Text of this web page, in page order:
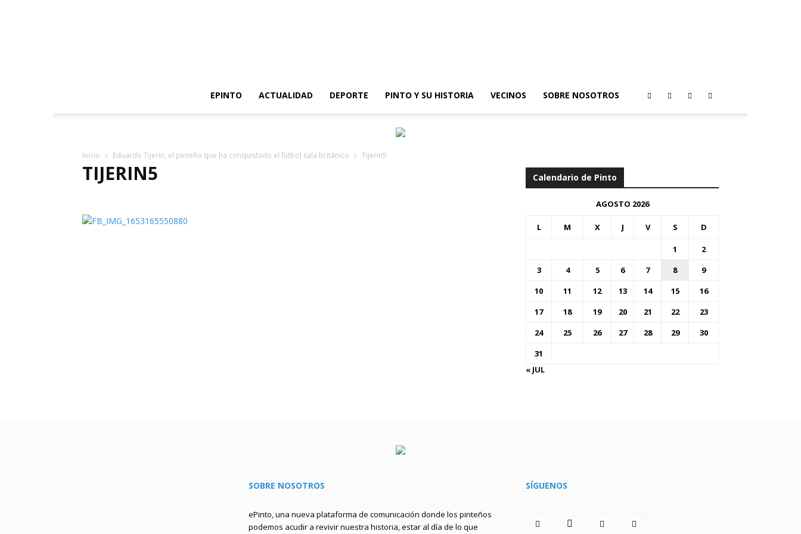
EPINTO
ACTUALIDAD DEPORTE PINTO Y SU HISTORIA VECINOS SOBRE NOSOTROS
Inicio Eduardo Tijerín, el pinteño que ha conquistado el fútbol sala británico Tijerin5
TIJERIN5 Calendario de Pinto
AGOSTO 2026
L M X J V S D
1
2
3
4 5 6 7 8
9
10
11 12 13 14 15
16
17
18 19 20 21 22
23
24
25 26 27 28 29
30
31
« JUL
SOBRE NOSOTROS
ePinto, una nueva plataforma de comunicación donde los pinteños
podemos acudir a revivir nuestra historia, estar al día de lo que
SÍGUENOS